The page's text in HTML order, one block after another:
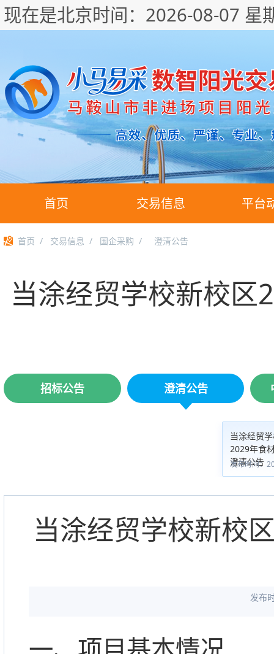
现在是北京时间： 2026-08-07 星
首页 交易信息 平台
首页 / 交易信息 / 国企采购 / 澄清公告
当涂经贸学校新校
招标公告 澄清公告
当涂经贸
2029年食
澄清公告
发布时间：
当涂经贸学校新校
发布